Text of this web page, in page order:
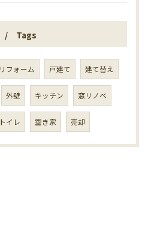
Tags
リフォーム 戸建て 建て替え
外壁 キッチン 窓リノベ
トイレ 空き家 売却